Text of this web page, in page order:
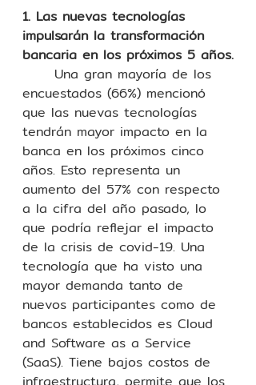
1. Las nuevas tecnologías
impulsarán la transformación
bancaria en los próximos 5 años.
encuestados (66%) mencionó
que las nuevas tecnologías
tendrán mayor impacto en la
banca en los próximos cinco
años. Esto representa un
aumento del 57% con respecto
a la cifra del año pasado, lo
que podría reflejar el impacto
de la crisis de covid-19. Una
tecnología que ha visto una
mayor demanda tanto de
nuevos participantes como de
bancos establecidos es Cloud
and Software as a Service
(SaaS). Tiene bajos costos de